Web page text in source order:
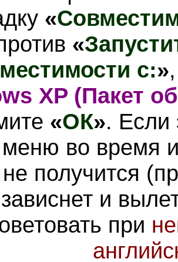
«
«
с:»
XP (Пакет
«ОК». Если
меню во время
не получится
и
при